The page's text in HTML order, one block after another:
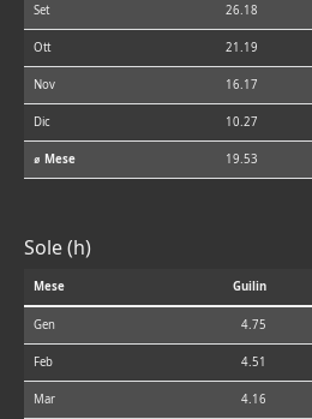
Set 26.18
Ott 21.19
Nov 16.17
Dic 10.27
⌀ Mese 19.53
Sole (h)
Mese Guilin
Gen 4.75
Feb 4.51
Mar 4.16